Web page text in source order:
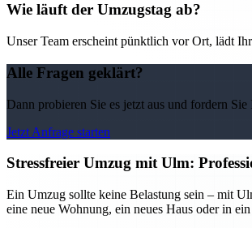
Wie läuft der Umzugstag ab?
Unser Team erscheint pünktlich vor Ort, lädt
Alle Fragen geklärt?
Dann probieren Sie es jetzt aus und fordern
Jetzt Anfrage starten
Stressfreier Umzug mit Ulm:
Ein Umzug sollte keine Belastung sein – mit
eine neue Wohnung, ein neues Haus oder in